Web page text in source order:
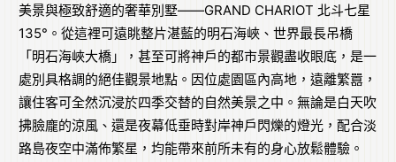
美景與極致舒適的奢華別墅——GRAND CHARIOT 北斗七星
135°。從這裡可遠眺整片湛藍的明石海峽、世界最長吊橋
「明石海峽大橋」，甚至可將神戶的都市景觀盡收眼底，是一
處別具格調的絕佳觀景地點。因位處園區內高地，遠離繁囂，
讓住客可全然沉浸於四季交替的自然美景之中。無論是白天吹
拂臉龐的涼風、還是夜幕低垂時對岸神戶閃爍的燈光，配合淡
路島夜空中滿佈繁星，均能帶來前所未有的身心放鬆體驗。